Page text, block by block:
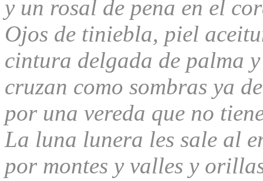
y un rosal de pena en el
Ojos de tiniebla, piel
cintura delgada de palma
cruzan como sombras ya
por una vereda que no
La luna lunera les sale al
por montes y valles y